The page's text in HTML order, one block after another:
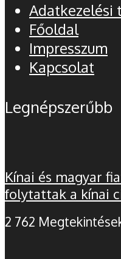
Adatkezelési
Főoldal
Impresszum
Kapcsolat
Legnépszerűbb
Kínai és magyar
folytattak a kínai
2 762